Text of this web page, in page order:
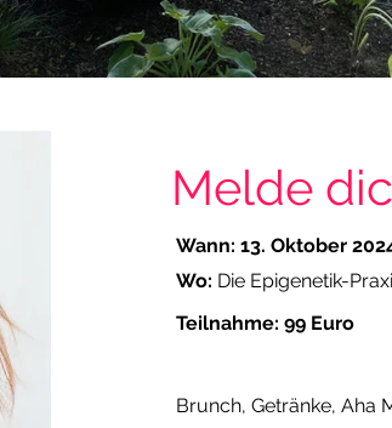
Melde
Wann: 13. Oktober
Wo: Die Epigenetik-
Teilnahme: 99 Euro
Brunch, Getränke, Aha